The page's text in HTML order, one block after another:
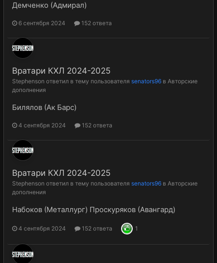
Демченко (Адмирал)
6 сентября 2024 152 ответа
Вратари КХЛ 2024-2025
Stephenson ответил в тему пользователя senators96 в Авторские
дополнения
Билялов (Ак Барс)
4 сентября 2024 152 ответа
Вратари КХЛ 2024-2025
Stephenson ответил в тему пользователя senators96 в Авторские
дополнения
Набоков (Металлург) Проскуряков (Авангард)
4 сентября 2024 152 ответа 1